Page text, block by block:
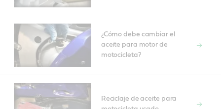
¿Cómo debe cambiar el
aceite para motor de
motocicleta?
Reciclaje de aceite para